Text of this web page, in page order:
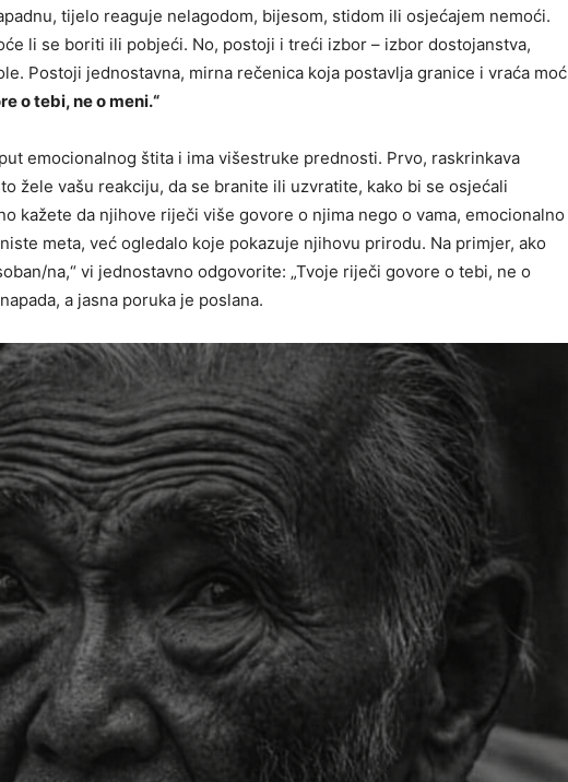
tijelo reaguje nelagodom, bijesom, stidom ili osjećajem nemoći.
li se boriti ili pobjeći. No, postoji i treći izbor – izbor dostojanstva,
Postoji jednostavna, mirna rečenica koja postavlja granice i vraća moć
o tebi, ne o meni.“
emocionalnog štita i ima višestruke prednosti. Prvo, raskrinkava
žele vašu reakciju, da se branite ili uzvratite, kako bi se osjećali
kažete da njihove riječi više govore o njima nego o vama, emocionalno
meta, već ogledalo koje pokazuje njihovu prirodu. Na primjer, ako
na,“ vi jednostavno odgovorite: „Tvoje riječi govore o tebi, ne o
a jasna poruka je poslana.